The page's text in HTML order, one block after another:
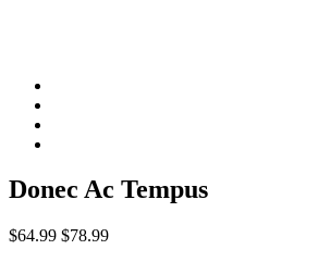
Donec Ac Tempus
$64.99 $78.99